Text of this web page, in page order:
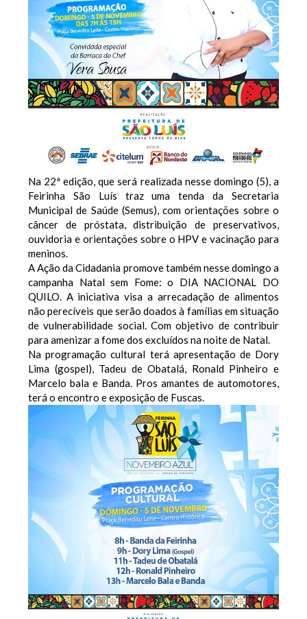
Na 22ª edição, que será realizada nesse domingo (5), a
Feirinha São Luís traz uma tenda da Secretaria
Municipal de Saúde (Semus), com orientações sobre o
câncer de próstata, distribuição de preservativos,
ouvidoria e orientações sobre o HPV e vacinação para
meninos.
A Ação da Cidadania promove também nesse domingo a
campanha Natal sem Fome: o DIA NACIONAL DO
QUILO. A iniciativa visa a arrecadação de alimentos
não perecíveis que serão doados à famílias em situação
de vulnerabilidade social. Com objetivo de contribuir
para amenizar a fome dos excluídos na noite de Natal.
Na programação cultural terá apresentação de Dory
Lima (gospel), Tadeu de Obatalá, Ronald Pinheiro e
Marcelo bala e Banda. Pros amantes de automotores,
terá o encontro e exposição de Fuscas.